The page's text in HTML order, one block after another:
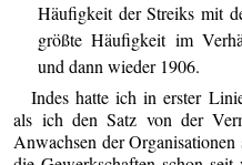
Häufigkeit der Streiks mit
größte Häufigkeit im
und dann wieder 1906.
Indes hatte ich in erster
als ich den Satz von der
Anwachsen der